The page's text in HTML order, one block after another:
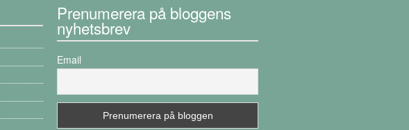
Prenumerera på bloggens
nyhetsbrev
Email